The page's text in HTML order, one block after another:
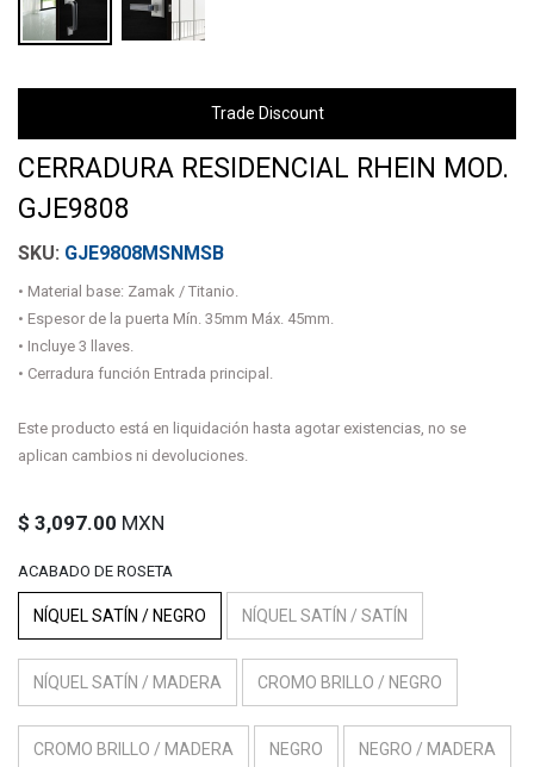
Trade Discount
CERRADURA RESIDENCIAL RHEIN MOD.
GJE9808
GJE9808MSNMSB
• Material base: Zamak / Titanio.
• Espesor de la puerta Mín. 35mm Máx. 45mm.
• Incluye 3 llaves.
• Cerradura función Entrada principal.
Este producto está en liquidación hasta agotar existencias, no se
aplican cambios ni devoluciones.
$ 3,097.00 MXN
ACABADO DE ROSETA
NÍQUEL SATÍN / NEGRO NÍQUEL SATÍN / SATÍN
NÍQUEL SATÍN / MADERA CROMO BRILLO / NEGRO
CROMO BRILLO / MADERA NEGRO NEGRO / MADERA